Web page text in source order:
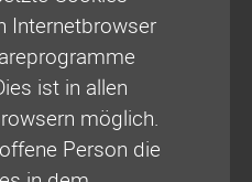
Internetbrowser
ist in allen
möglich.
Person die